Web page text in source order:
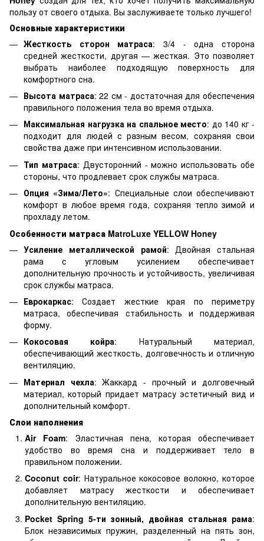
пользу от своего отдыха. Вы заслуживаете только лучшего!
Основные характеристики
Жесткость сторон матраса: 3/4 - одна сторона
средней жесткости, другая — жесткая. Это позволяет
выбрать наиболее подходящую поверхность для
комфортного сна.
Высота матраса: 22 см - достаточная для обеспечения
правильного положения тела во время отдыха.
Максимальная нагрузка на спальное место: до 140 кг -
подходит для людей с разным весом, сохраняя свои
свойства даже при интенсивном использовании.
Тип матраса: Двусторонний - можно использовать обе
стороны, что продлевает срок службы матраса.
Опция «Зима/Лето»: Специальные слои обеспечивают
комфорт в любое время года, сохраняя тепло зимой и
прохладу летом.
Особенности матраса MatroLuxe YELLOW Honey
Усиление металлической рамой: Двойная стальная
рама с угловым усилением обеспечивает
дополнительную прочность и устойчивость, увеличивая
срок службы матраса.
Еврокаркас: Создает жесткие края по периметру
матраса, обеспечивая стабильность и поддерживая
форму.
Кокосовая койра: Натуральный материал,
обеспечивающий жесткость, долговечность и отличную
вентиляцию.
Материал чехла: Жаккард - прочный и долговечный
материал, который придает матрасу эстетичный вид и
дополнительный комфорт.
Слои наполнения
Air Foam: Эластичная пена, которая обеспечивает
удобство во время сна и поддерживает тело в
правильном положении.
Coconut coir: Натуральное кокосовое волокно, которое
добавляет матрасу жесткости и обеспечивает
дополнительную вентиляцию.
Pocket Spring 5-ти зонный, двойная стальная рама:
Блок независимых пружин, разделенный на пять зон,